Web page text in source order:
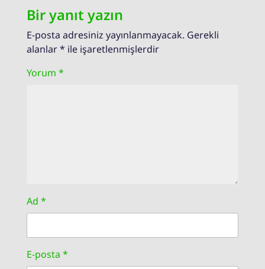
Bir yanıt yazın
E-posta adresiniz yayınlanmayacak. Gerekli
alanlar* ile işaretlenmişlerdir
Yorum *
Ad *
E-posta *